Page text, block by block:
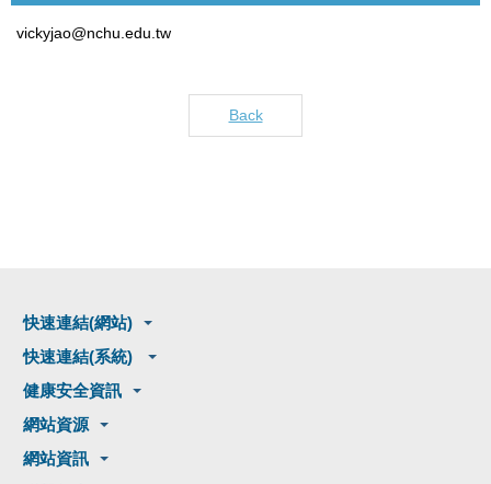
vickyjao@nchu.edu.tw
Back
快速連結(網站)
快速連結(系統)
健康安全資訊
網站資源
網站資訊